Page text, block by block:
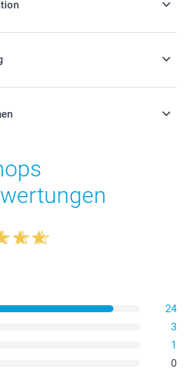
in Schweizer Franken (CHF) inkl.
24
3
1
0